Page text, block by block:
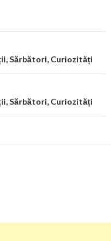
Sărbători, Curiozități
Sărbători, Curiozități